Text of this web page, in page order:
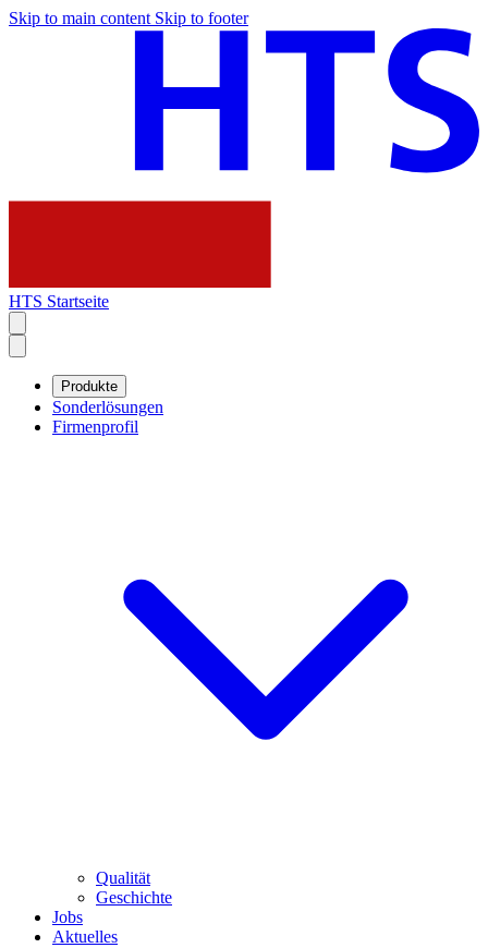
Skip to main content Skip to footer
HTS Startseite
Produkte
Sonderlösungen
Firmenprofil
Qualität
Geschichte
Jobs
Aktuelles